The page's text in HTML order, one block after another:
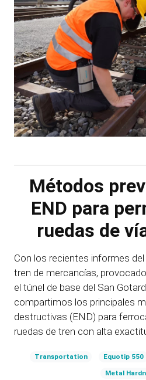
Métodos
END para
ruedas de
Con los recientes informes
tren de mercancías,
el túnel de base del San
compartimos los principales
destructivas (END) para
ruedas de tren con alta
Transportation Equotip 550
Metal